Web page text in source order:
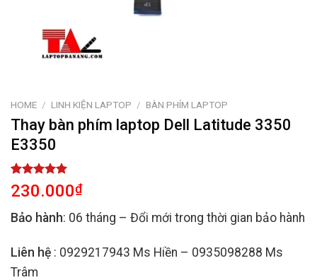
HOME / LINH KIỆN LAPTOP / BÀN PHÍM LAPTOP
Thay bàn phím laptop Dell Latitude 3350
E3350
Rated
5.00
out of 5
2
customer
230.000₫
Bảo hành: 06 tháng – Đổi mới trong thời gian bảo hành
Liên hệ : 0929217943 Ms Hiền – 0935098288 Ms
Trâm